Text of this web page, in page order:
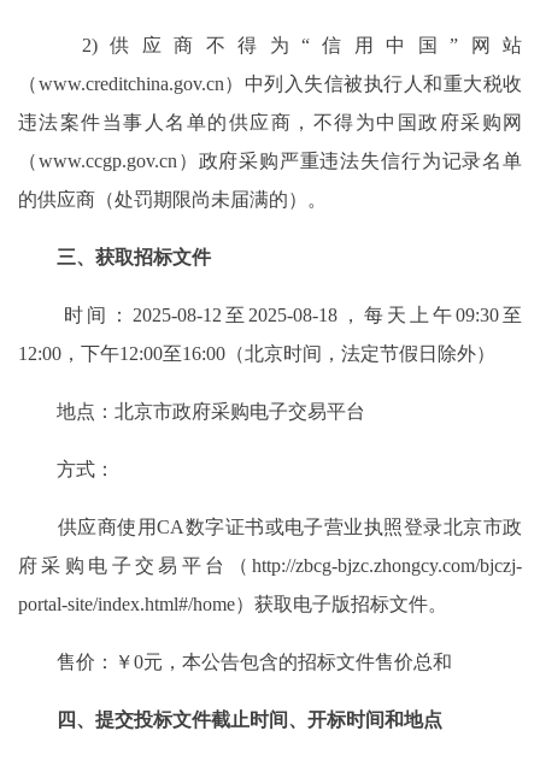
2)供应商不得为“信用中国”网站
（www.creditchina.gov.cn）中列入失信被执行人和重大税收
违法案件当事人名单的供应商，不得为中国政府采购网
（www.ccgp.gov.cn）政府采购严重违法失信行为记录名单
的供应商（处罚期限尚未届满的）。
三、获取招标文件
时间：2025-08-12至2025-08-18，每天上午09:30至
12:00，下午12:00至16:00（北京时间，法定节假日除外）
地点：北京市政府采购电子交易平台
方式：
供应商使用CA数字证书或电子营业执照登录北京市政
府采购电子交易平台（http://zbcg-bjzc.zhongcy.com/bjczj-
portal-site/index.html#/home）获取电子版招标文件。
售价：￥0元，本公告包含的招标文件售价总和
四、提交投标文件截止时间、开标时间和地点